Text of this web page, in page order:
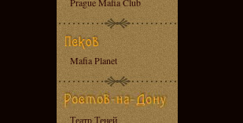
Mafia Planet
Театр Теней